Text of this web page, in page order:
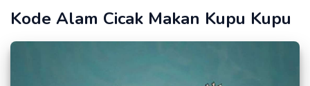
Kode Alam Cicak Makan Kupu Kupu